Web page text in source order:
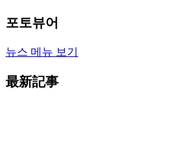
포토뷰어
뉴스 메뉴 보기
最新記事